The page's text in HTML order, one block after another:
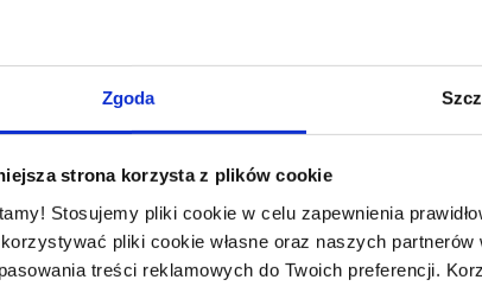
Zgoda
strona korzysta z plików cookie
Stosujemy pliki cookie w celu zapewnienia
pliki cookie własne oraz naszych
treści reklamowych do Twoich preferencji.